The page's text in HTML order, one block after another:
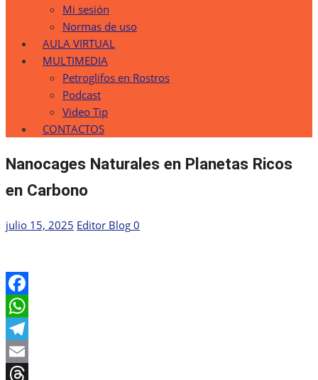
Mi sesión
Normas de uso
AULA VIRTUAL
MULTIMEDIA
Petroglifos en Rostros
Podcast
Video Tip
CONTACTOS
Nanocages Naturales en Planetas Ricos
en Carbono
Publicada
julio 15, 2025 Autor
Editor Blog 0
Facebook
WhatsApp
Telegram
Email